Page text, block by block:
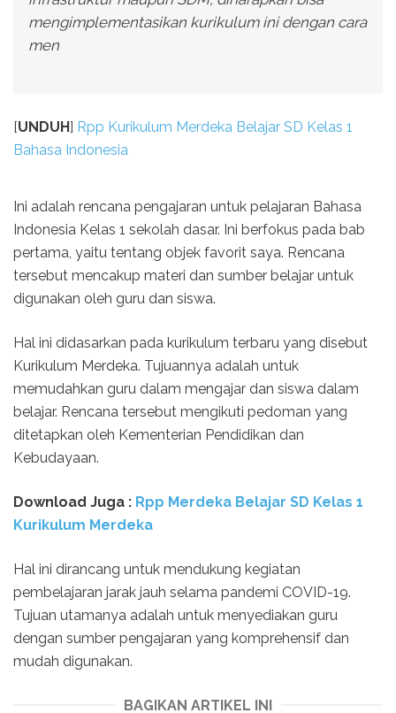
mengimplementasikan kurikulum ini dengan cara
men
[UNDUH] Rpp Kurikulum Merdeka Belajar SD Kelas 1
Bahasa Indonesia
Ini adalah rencana pengajaran untuk pelajaran Bahasa
Indonesia Kelas 1 sekolah dasar. Ini berfokus pada bab
pertama, yaitu tentang objek favorit saya. Rencana
tersebut mencakup materi dan sumber belajar untuk
digunakan oleh guru dan siswa.
Hal ini didasarkan pada kurikulum terbaru yang disebut
Kurikulum Merdeka. Tujuannya adalah untuk
memudahkan guru dalam mengajar dan siswa dalam
belajar. Rencana tersebut mengikuti pedoman yang
ditetapkan oleh Kementerian Pendidikan dan
Kebudayaan.
Download Juga : Rpp Merdeka Belajar SD Kelas 1
Kurikulum Merdeka
Hal ini dirancang untuk mendukung kegiatan
pembelajaran jarak jauh selama pandemi COVID-19.
Tujuan utamanya adalah untuk menyediakan guru
dengan sumber pengajaran yang komprehensif dan
mudah digunakan.
BAGIKAN ARTIKEL INI